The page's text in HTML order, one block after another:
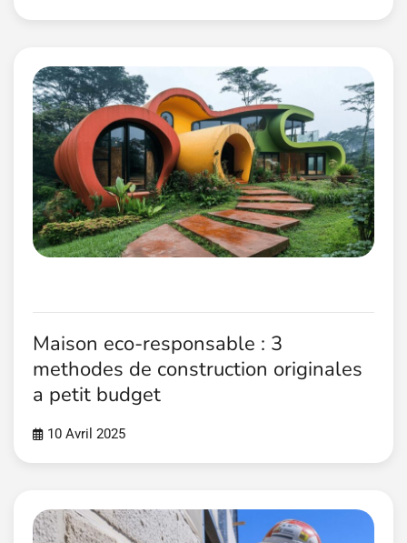
Maison eco-responsable : 3
methodes de construction originales
a petit budget
10 Avril 2025